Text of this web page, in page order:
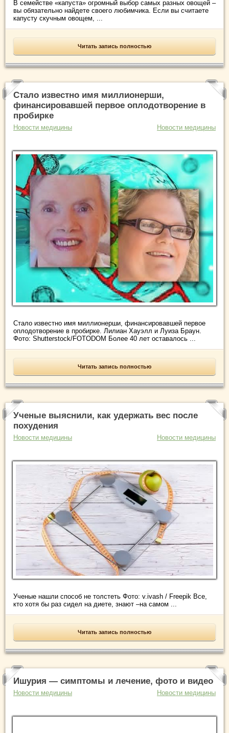
В семействе «капуста» огромный выбор самых разных овощей –
вы обязательно найдете своего любимчика. Если вы считаете
капусту скучным овощем, ...
Читать запись полностью
Стало известно имя миллионерши,
финансировавшей первое оплодотворение в
пробирке
Новости медицины Новости медицины
Стало известно имя миллионерши, финансировавшей первое
оплодотворение в пробирке. Лилиан Хауэлл и Луиза Браун.
Фото: Shutterstock/FOTODOM Более 40 лет оставалось ...
Читать запись полностью
Ученые выяснили, как удержать вес после
похудения
Новости медицины Новости медицины
Ученые нашли способ не толстеть Фото: v.ivash / Freepik Все,
кто хотя бы раз сидел на диете, знают –на самом ...
Читать запись полностью
Ишурия — симптомы и лечение, фото и видео
Новости медицины Новости медицины